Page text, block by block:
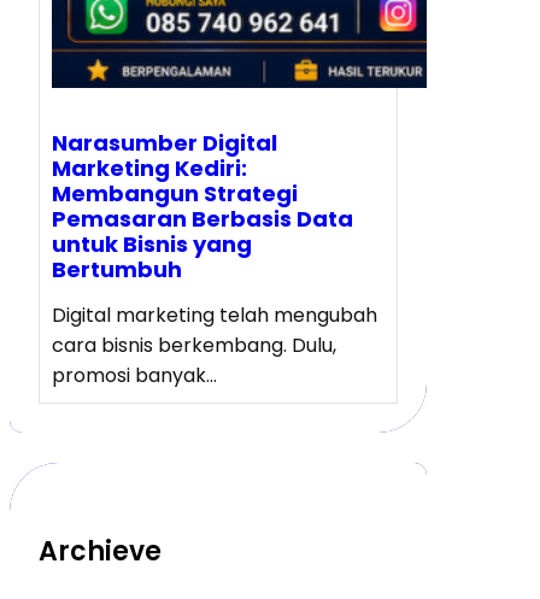
Narasumber Digital
Marketing Kediri:
Membangun Strategi
Pemasaran Berbasis Data
untuk Bisnis yang
Bertumbuh
Digital marketing telah mengubah
cara bisnis berkembang. Dulu,
promosi banyak…
Archieve